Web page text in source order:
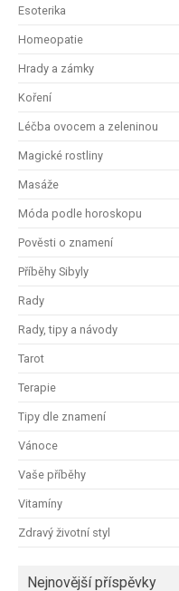
Esoterika
Homeopatie
Hrady a zámky
Koření
Léčba ovocem a zeleninou
Magické rostliny
Masáže
Móda podle horoskopu
Pověsti o znamení
Příběhy Sibyly
Rady
Rady, tipy a návody
Tarot
Terapie
Tipy dle znamení
Vánoce
Vaše příběhy
Vitamíny
Zdravý životní styl
Nejnovější příspěvky